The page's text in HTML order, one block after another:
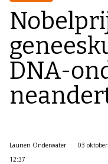
DNA-
Laurien Onderwater
03
12:37